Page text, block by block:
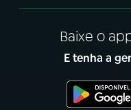
Baixe o
E tenha a